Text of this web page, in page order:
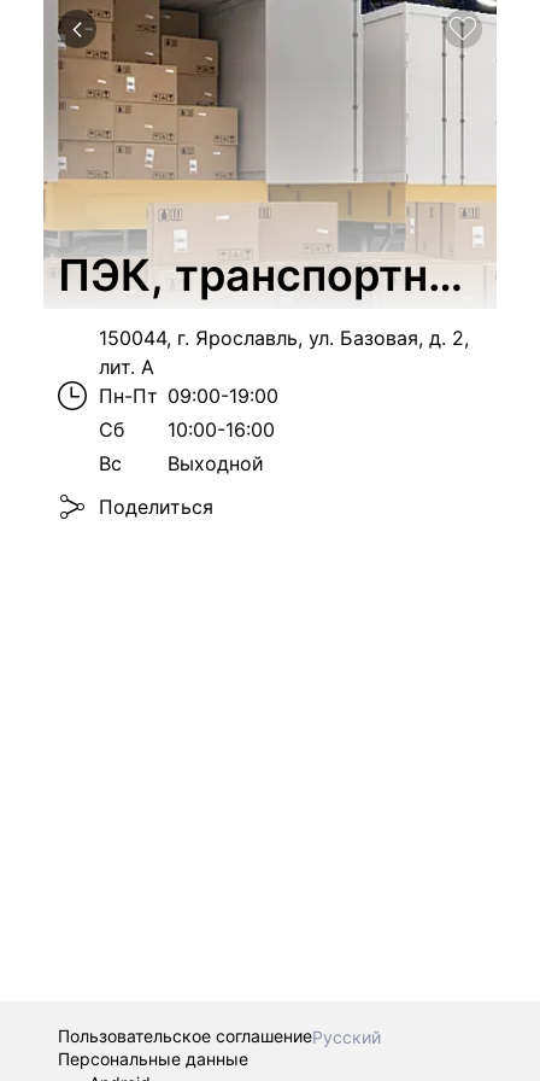
ПЭК, транспортная
150044, г. Ярославль, ул. Базовая, д. 2,
лит. А
Пн-Пт 09:00-19:00
Сб
10:00-16:00
Вс
Выходной
Поделиться
Пользовательское соглашениеРусский
Персональные данные